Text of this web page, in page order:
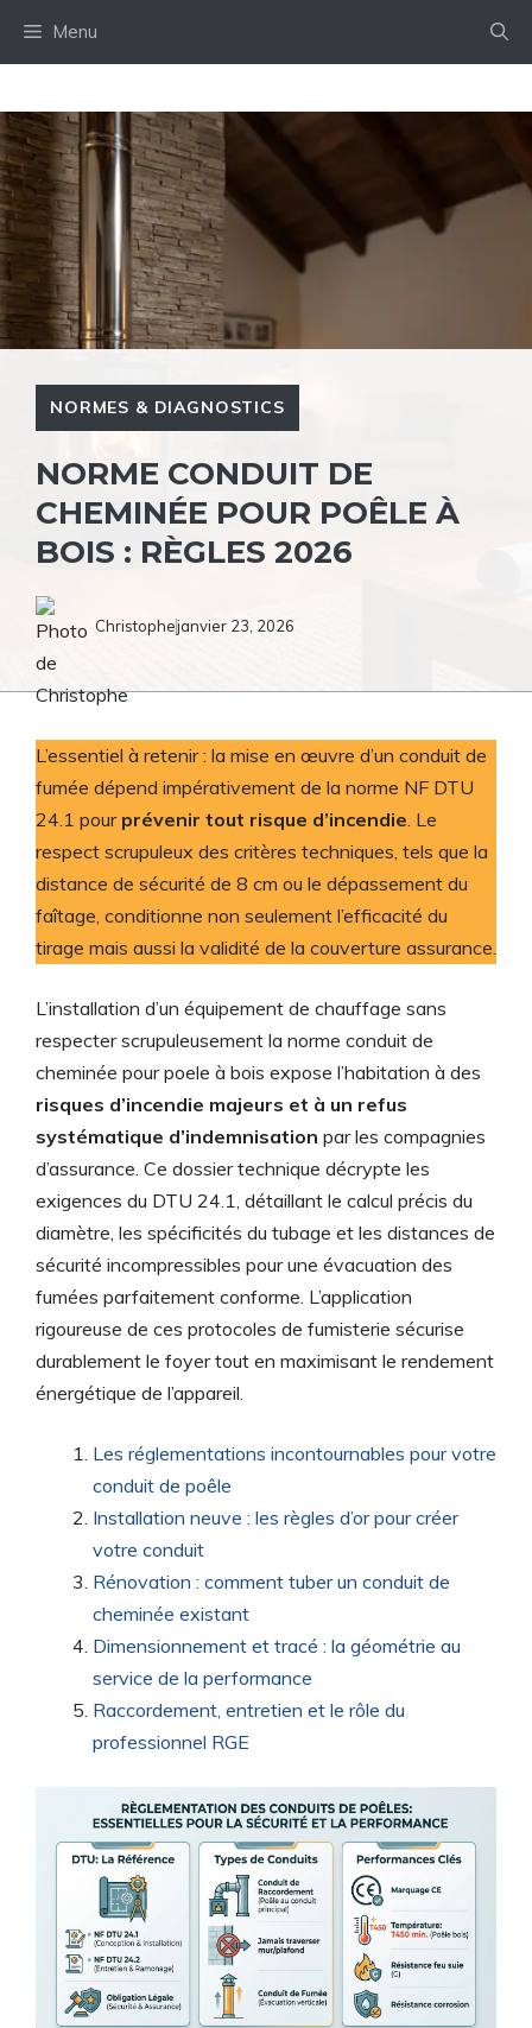
Menu
NORMES & DIAGNOSTICS
NORME CONDUIT DE
CHEMINÉE POUR POÊLE À
BOIS : RÈGLES 2026
Christophejanvier 23, 2026
L’essentiel à retenir : la mise en œuvre d’un conduit de
fumée dépend impérativement de la norme NF DTU
24.1 pour prévenir tout risque d’incendie. Le
respect scrupuleux des critères techniques, tels que la
distance de sécurité de 8 cm ou le dépassement du
faîtage, conditionne non seulement l’efficacité du
tirage mais aussi la validité de la couverture assurance.
L’installation d’un équipement de chauffage sans
respecter scrupuleusement la norme conduit de
cheminée pour poele à bois expose l’habitation à des
risques d’incendie majeurs et à un refus
systématique d’indemnisation par les compagnies
d’assurance. Ce dossier technique décrypte les
exigences du DTU 24.1, détaillant le calcul précis du
diamètre, les spécificités du tubage et les distances de
sécurité incompressibles pour une évacuation des
fumées parfaitement conforme. L’application
rigoureuse de ces protocoles de fumisterie sécurise
durablement le foyer tout en maximisant le rendement
énergétique de l’appareil.
Les réglementations incontournables pour votre
conduit de poêle
Installation neuve : les règles d’or pour créer
votre conduit
Rénovation : comment tuber un conduit de
cheminée existant
Dimensionnement et tracé : la géométrie au
service de la performance
Raccordement, entretien et le rôle du
professionnel RGE